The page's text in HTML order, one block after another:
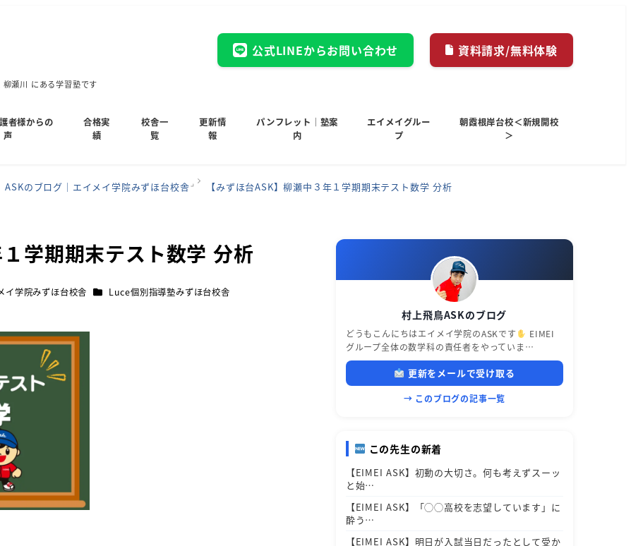
瀬川 にある学習塾です
公式LINEからお問い合わせ 資料請求/無料体験
者様からの
声
合格実
績
校舎一
覧
更新情
報
パンフレット｜塾案
内
エイメイグルー
プ
朝霞根岸台校＜新規開校
＞
ASKのブログ｜エイメイ学院みずほ台校舎 【みずほ台ASK】柳瀬中３年１学期期末テスト数学 分析
学期期末テスト数学 分析
イ学院みずほ台校舎 カテゴリー
Luce個別指導塾みずほ台校舎
村上飛鳥ASKのブログ
どうもこんにちはエイメイ学院のASKです
EIMEI
グループ全体の数学科の責任者をやっていま…
更新をメールで受け取る
→ このブログの記事一覧
この先生の新着
【EIMEI ASK】初動の大切さ。何も考えずスーッ
と始…
【EIMEI ASK】「◯◯高校を志望しています」に
酔う…
【EIMEI ASK】明日が入試当日だったとして受か